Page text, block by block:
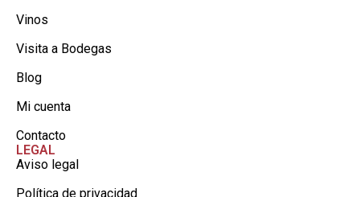
Vinos
Visita a Bodegas
Blog
Mi cuenta
Contacto
LEGAL
Aviso legal
Política de privacidad